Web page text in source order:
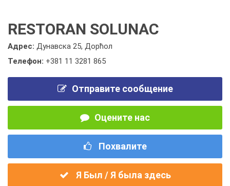
RESTORAN SOLUNAC
Адрес: Дунавска 25, Дорћол
Телефон: +381 11 3281 865
Отправите сообщение
Оцените нас
Похвалите
Я Был / Я была здесь